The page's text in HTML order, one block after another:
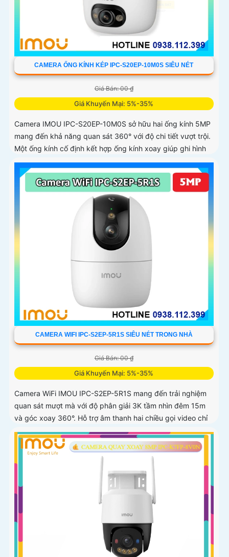
CAMERA ỐNG KÍNH KÉP IPC-S20EP-10M0S SIÊU NÉT
Giá Bán: 00 ₫
Giá Khuyến Mại: 5%-35%
Camera IMOU IPC-S20EP-10M0S sở hữu hai ống kính 5MP
mang đến khả năng quan sát 360° với độ chi tiết vượt trội.
Một ống kính cố định kết hợp ống kính xoay giúp ghi hình
toàn diện mà không bỏ sót điểm mù
CAMERA WIFI IPC-S2EP-5R1S SIÊU NÉT TRONG NHÀ
Giá Bán: 00 ₫
Giá Khuyến Mại: 5%-35%
Camera WiFi IMOU IPC-S2EP-5R1S mang đến trải nghiệm
quan sát mượt mà với độ phân giải 3K tầm nhìn đêm 15m
và góc xoay 360°. Hỗ trợ âm thanh hai chiều gọi video chỉ
với một chạm và lưu trữ thẻ nhớ tới 256GB